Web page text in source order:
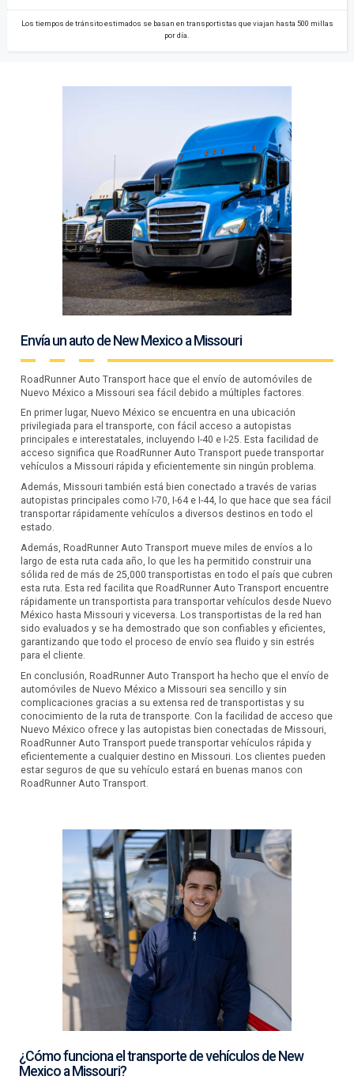
Los tiempos de tránsito estimados se basan en transportistas que viajan hasta 500 millas
por día.
Envía un auto de New Mexico a Missouri
RoadRunner Auto Transport hace que el envío de automóviles de
Nuevo México a Missouri sea fácil debido a múltiples factores.
En primer lugar, Nuevo México se encuentra en una ubicación
privilegiada para el transporte, con fácil acceso a autopistas
principales e interestatales, incluyendo I-40 e I-25. Esta facilidad de
acceso significa que RoadRunner Auto Transport puede transportar
vehículos a Missouri rápida y eficientemente sin ningún problema.
Además, Missouri también está bien conectado a través de varias
autopistas principales como I-70, I-64 e I-44, lo que hace que sea fácil
transportar rápidamente vehículos a diversos destinos en todo el
estado.
Además, RoadRunner Auto Transport mueve miles de envíos a lo
largo de esta ruta cada año, lo que les ha permitido construir una
sólida red de más de 25,000 transportistas en todo el país que cubren
esta ruta. Esta red facilita que RoadRunner Auto Transport encuentre
rápidamente un transportista para transportar vehículos desde Nuevo
México hasta Missouri y viceversa. Los transportistas de la red han
sido evaluados y se ha demostrado que son confiables y eficientes,
garantizando que todo el proceso de envío sea fluido y sin estrés
para el cliente.
En conclusión, RoadRunner Auto Transport ha hecho que el envío de
automóviles de Nuevo México a Missouri sea sencillo y sin
complicaciones gracias a su extensa red de transportistas y su
conocimiento de la ruta de transporte. Con la facilidad de acceso que
Nuevo México ofrece y las autopistas bien conectadas de Missouri,
RoadRunner Auto Transport puede transportar vehículos rápida y
eficientemente a cualquier destino en Missouri. Los clientes pueden
estar seguros de que su vehículo estará en buenas manos con
RoadRunner Auto Transport.
¿Cómo funciona el transporte de vehículos de New
Mexico a Missouri?